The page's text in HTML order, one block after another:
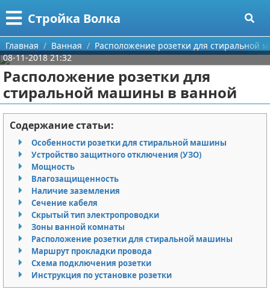
Стройка Волка
Меню
Главная
Категории
Строительство
Мебель
Интерьер и дизайн
Дизайн дачи
Дизайн квартиры
Кухня
Посуда
Ремонт
Ремонт дачи
Ремонт квартиры
Инструменты
Ванная
Домашний быт
Поиск
О проекте
Контакты
Сотрудничество
Размещение рекламы
Для правообладателей
Условия предоставления информации
Отказ от ответственности
Главная Ванная
Расположение розетки для стиральной
08-11-2018 21:32
Расположение розетки для
стиральной машины в ванной
Содержание статьи:
Особенности розетки для стиральной машины
Устройство защитного отключения (УЗО)
Мощность
Влагозащищенность
Наличие заземления
Сечение кабеля
Скрытый тип электропроводки
Зоны ванной комнаты
Расположение розетки для стиральной машины
Маршрут прокладки провода
Схема подключения розетки
Инструкция по установке розетки